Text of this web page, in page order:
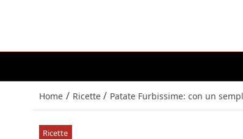
Home / Ricette / Patate Furbissime: con un
Ricette